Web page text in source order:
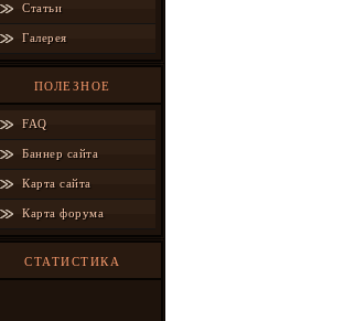
Статьи
Галерея
ПОЛЕЗНОЕ
FAQ
Баннер сайта
Карта сайта
Карта форума
СТАТИСТИКА